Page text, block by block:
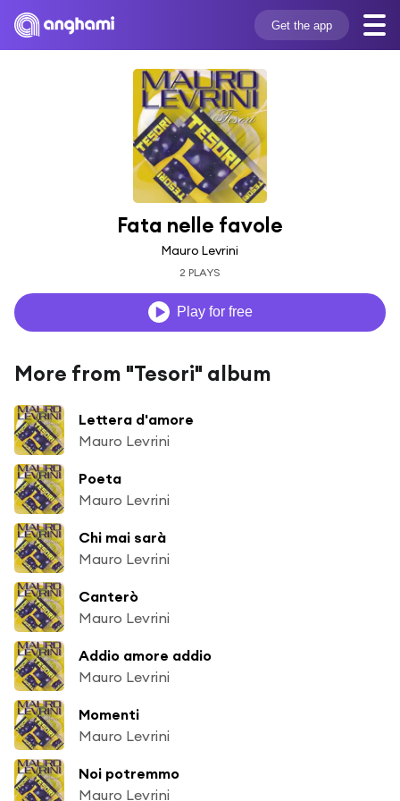
Get the app
Fata nelle favole
Mauro Levrini
2 PLAYS
Play for free
More from "Tesori" album
Lettera d'amore
Mauro Levrini
Poeta
Mauro Levrini
Chi mai sarà
Mauro Levrini
Canterò
Mauro Levrini
Addio amore addio
Mauro Levrini
Momenti
Mauro Levrini
Noi potremmo
Mauro Levrini